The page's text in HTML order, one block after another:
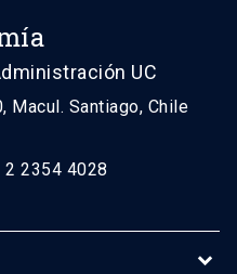
UC
Macul. Santiago, Chile
2354 4028